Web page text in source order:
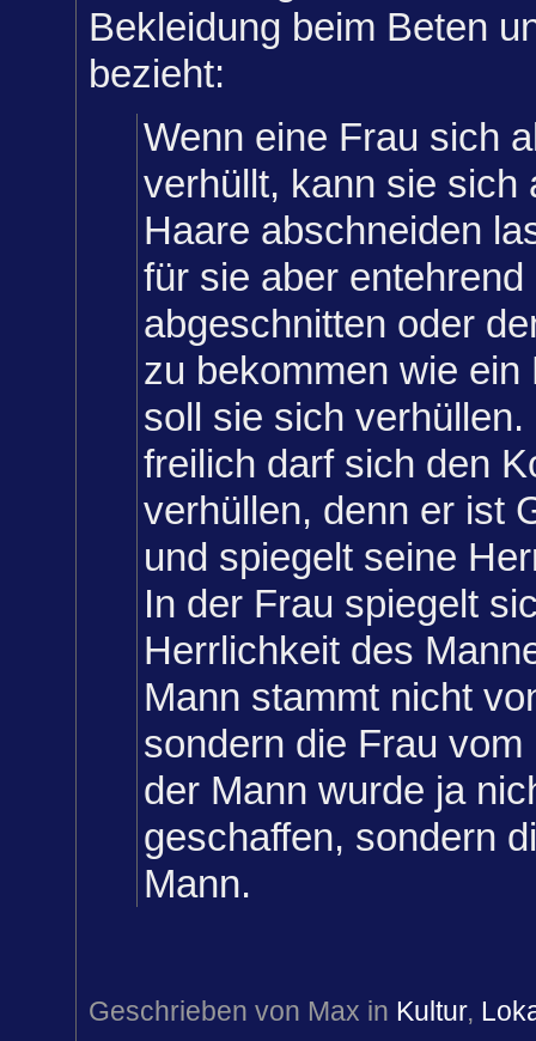
Bekleidung beim Beten
bezieht:
Wenn eine Frau sich
verhüllt, kann sie sich
Haare abschneiden
für sie aber
abgeschnitten oder
zu bekommen wie ein
soll sie sich verhüllen.
freilich darf sich den
verhüllen, denn er ist
und spiegelt seine
In der Frau spiegelt
Herrlichkeit des
Mann stammt nicht
sondern die Frau
der Mann wurde ja
geschaffen, sondern
Mann.
Geschrieben von Max in Kultur,